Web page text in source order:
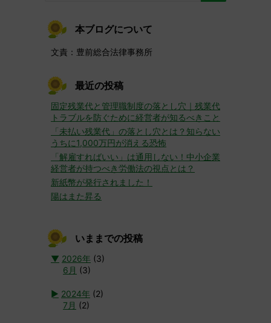
本ブログについて
文責：豊前総合法律事務所
最近の投稿
固定残業代と管理職制度の落とし穴｜残業代
トラブルを防ぐために経営者が知るべきこと
「未払い残業代」の落とし穴とは？知らない
うちに1,000万円が消える恐怖
「解雇すればいい」は通用しない！中小企業
経営者が持つべき労働法の視点とは？
新紙幣が発行されました！
陽はまた昇る
いままでの投稿
▼ 2026年 (3)
6月 (3)
► 2024年 (2)
7月 (2)